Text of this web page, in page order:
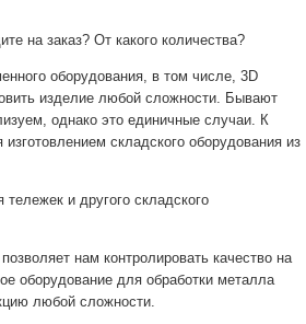
на заказ? От какого количества?
оборудования, в том числе, 3D
изделие любой сложности. Бывают
однако это единичные случаи. К
складского оборудования из
и другого складского
нам контролировать качество на
оборудование для обработки металла
любой сложности.